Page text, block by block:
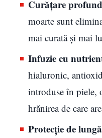
Curățare
moarte sunt
mai curată și mai
Infuzie cu
hialuronic,
introduse în piele,
hrănirea de care
Protecție de